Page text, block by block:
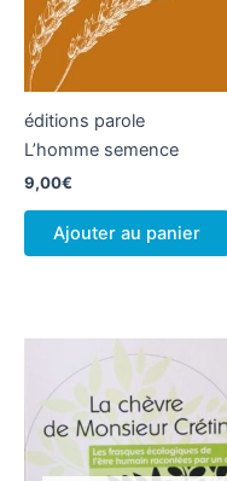
éditions parole
L’homme semence
9,00€
Ajouter au panier